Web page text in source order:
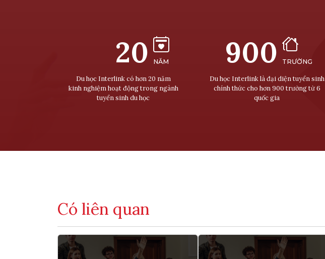
20 NĂM
Du học Interlink có hơn 20 năm
kinh nghiệm hoạt động trong ngành
tuyển sinh du học
900 TRƯỜNG
Du học Interlink là đại diện tuyển sinh
chính thức cho hơn 900 trường từ 6
quốc gia
Có liên quan